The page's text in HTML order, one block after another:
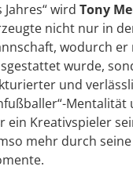
Jahres“ wird Tony
nicht nur in
wodurch er
wurde,
und
Mentalität
ein Kreativspieler
mehr durch seine